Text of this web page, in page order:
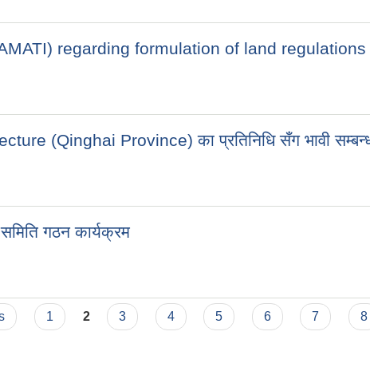
regarding formulation of land
(Qinghai Province) का प्रतिनिधि सँग भावी
गठन कार्यक्रम
1 2 3 4 5 6 7 8